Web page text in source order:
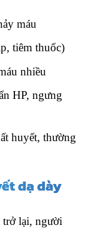
máu
tiêm thuốc)
nhiều
HP, ngưng
huyết, thường
dạ dày
trở lại, người